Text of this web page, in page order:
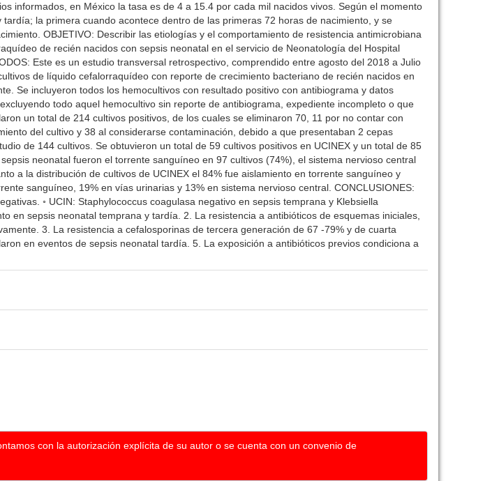
informados, en México la tasa es de 4 a 15.4 por cada mil nacidos vivos. Según el momento
la primera cuando acontece dentro de las primeras 72 horas de nacimiento, y se
OBJETIVO: Describir las etiologías y el comportamiento de resistencia antimicrobiana
de recién nacidos con sepsis neonatal en el servicio de Neonatología del Hospital
Este es un estudio transversal retrospectivo, comprendido entre agosto del 2018 a Julio
de líquido cefalorraquídeo con reporte de crecimiento bacteriano de recién nacidos en
Se incluyeron todos los hemocultivos con resultado positivo con antibiograma y datos
todo aquel hemocultivo sin reporte de antibiograma, expediente incompleto o que
un total de 214 cultivos positivos, de los cuales se eliminaron 70, 11 por no contar con
del cultivo y 38 al considerarse contaminación, debido a que presentaban 2 cepas
de 144 cultivos. Se obtuvieron un total de 59 cultivos positivos en UCINEX y un total de 85
neonatal fueron el torrente sanguíneo en 97 cultivos (74%), el sistema nervioso central
a la distribución de cultivos de UCINEX el 84% fue aislamiento en torrente sanguíneo y
sanguíneo, 19% en vías urinarias y 13% en sistema nervioso central. CONCLUSIONES:
◦ UCIN: Staphylococcus coagulasa negativo en sepsis temprana y Klebsiella
en sepsis neonatal temprana y tardía. 2. La resistencia a antibióticos de esquemas iniciales,
3. La resistencia a cefalosporinas de tercera generación de 67 -79% y de cuarta
en eventos de sepsis neonatal tardía. 5. La exposición a antibióticos previos condiciona a
con la autorización explícita de su autor o se cuenta con un convenio de